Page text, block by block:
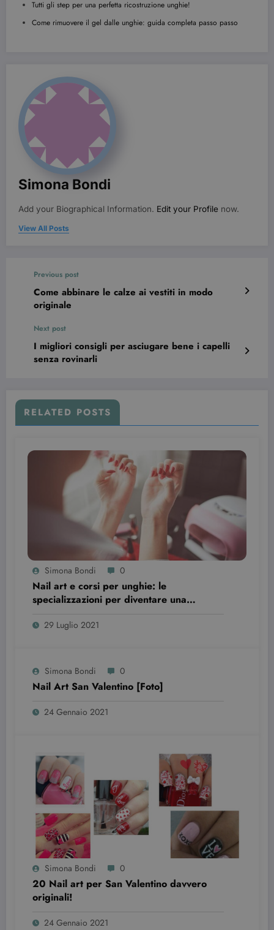
Tutti gli step per una perfetta ricostruzione unghie!
Come rimuovere il gel dalle unghie: guida completa passo passo
Simona Bondi
Add your Biographical Information. Edit your Profile now.
View All Posts
Previous post
Come abbinare le calze ai vestiti in modo
originale
Next post
I migliori consigli per asciugare bene i capelli
senza rovinarli
RELATED POSTS
Simona Bondi 0
Nail art e corsi per unghie: le
specializzazioni per diventare una
29 Luglio 2021
Simona Bondi 0
Nail Art San Valentino [Foto]
24 Gennaio 2021
Simona Bondi 0
20 Nail art per San Valentino davvero
originali!
24 Gennaio 2021
YSC
Google LLC
Sessione
Questo